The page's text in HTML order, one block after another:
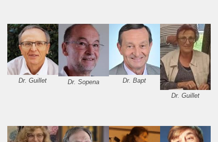
Dr. Guillet Dr. Sopena Dr. Bapt
Dr. Guillet